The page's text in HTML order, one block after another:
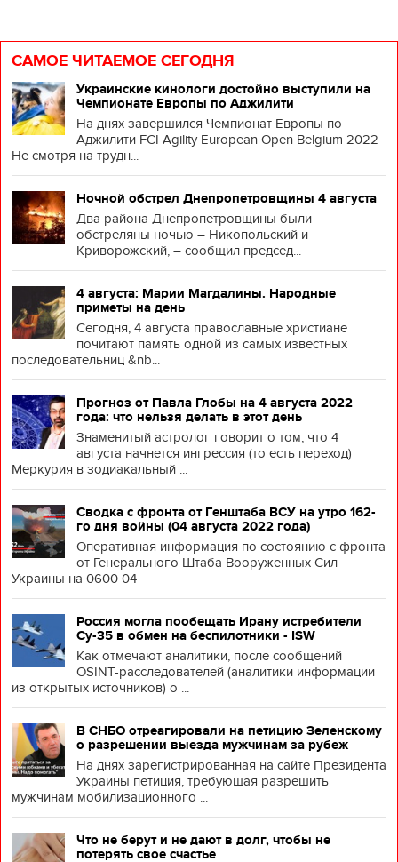
САМОЕ ЧИТАЕМОЕ СЕГОДНЯ
Украинские кинологи достойно выступили на
Чемпионате Европы по Аджилити
На днях завершился Чемпионат Европы по
Аджилити FCI Agility European Open Belgium 2022
Не смотря на трудн...
Ночной обстрел Днепропетровщины 4 августа
Два района Днепропетровщины были
обстреляны ночью – Никопольский и
Криворожский, – сообщил председ...
4 августа: Марии Магдалины. Народные
приметы на день
Сегодня, 4 августа православные христиане
почитают память одной из самых известных
последовательниц &nb...
Прогноз от Павла Глобы на 4 августа 2022
года: что нельзя делать в этот день
Знаменитый астролог говорит о том, что 4
августа начнется ингрессия (то есть переход)
Меркурия в зодиакальный ...
Сводка с фронта от Генштаба ВСУ на утро 162-
го дня войны (04 августа 2022 года)
Оперативная информация по состоянию с фронта
от Генерального Штаба Вооруженных Сил
Украины на 0600 04
Россия могла пообещать Ирану истребители
Су-35 в обмен на беспилотники - ISW
Как отмечают аналитики, после сообщений
OSINT-расследователей (аналитики информации
из открытых источников) о ...
В СНБО отреагировали на петицию Зеленскому
о разрешении выезда мужчинам за рубеж
На днях зарегистрированная на сайте Президента
Украины петиция, требующая разрешить
мужчинам мобилизационного ...
Что не берут и не дают в долг, чтобы не
потерять свое счастье